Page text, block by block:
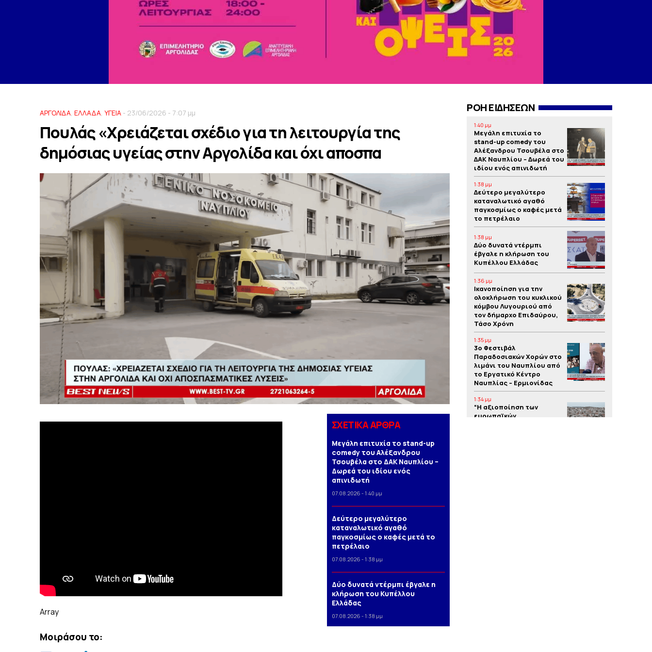
ΑΡΓΟΛΙΔΑ, ΕΛΛΑΔΑ, ΥΓΕΙΑ - 23/06/2026 - 7:07 μμ
Πουλάς «Χρειάζεται σχέδιο για τη λειτουργία της
δημόσιας υγείας στην Αργολίδα και όχι αποσπα
Array
Μοιράσου το:
ΣΧΕΤΙΚΑ ΑΡΘΡΑ
Μεγάλη επιτυχία το stand-up
comedy του Αλέξανδρου
Τσουβέλα στο ΔΑΚ Ναυπλίου –
Δωρεά του ιδίου ενός
απινιδωτή
07.08.2026 - 1:40 μμ
Δεύτερο μεγαλύτερο
καταναλωτικό αγαθό
παγκοσμίως ο καφές μετά το
πετρέλαιο
07.08.2026 - 1:38 μμ
Δύο δυνατά ντέρμπι έβγαλε η
κλήρωση του Κυπέλλου
Ελλάδας
07.08.2026 - 1:38 μμ
ΡΟΗ ΕΙΔΗΣΕΩΝ
1:40 μμ
Μεγάλη επιτυχία το
stand-up comedy του
Αλέξανδρου Τσουβέλα στο
ΔΑΚ Ναυπλίου – Δωρεά του
ιδίου ενός απινιδωτή
1:38 μμ
Δεύτερο μεγαλύτερο
καταναλωτικό αγαθό
παγκοσμίως ο καφές μετά
το πετρέλαιο
1:38 μμ
Δύο δυνατά ντέρμπι
έβγαλε η κλήρωση του
Κυπέλλου Ελλάδας
1:36 μμ
Iκανοποίηση για την
ολοκλήρωση του κυκλικού
κόμβου Λυγουριού από
τον δήμαρχο Επιδαύρου,
Τάσο Χρόνη
1:35 μμ
3o Φεστιβάλ
Παραδοσιακών Χορών στο
λιμάνι του Ναυπλίου από
το Εργατικό Κέντρο
Ναυπλίας – Ερμιονίδας
1:34 μμ
“Η αξιοποίηση των
ευρωπαϊκών